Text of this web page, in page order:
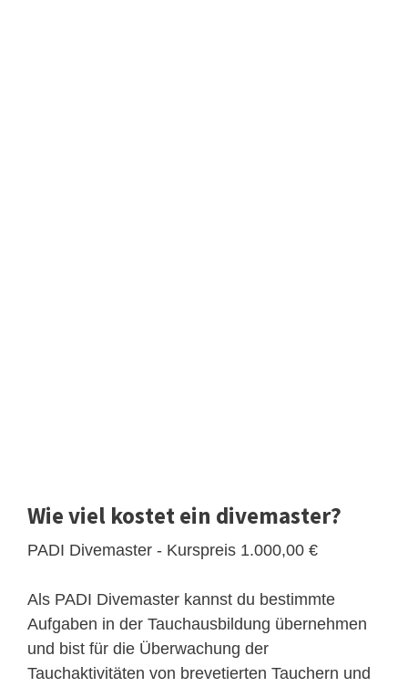
Wie viel kostet ein divemaster?
PADI Divemaster - Kurspreis 1.000,00 €
Als PADI Divemaster kannst du bestimmte
Aufgaben in der Tauchausbildung übernehmen
und bist für die Überwachung der
Tauchaktivitäten von brevetierten Tauchern und